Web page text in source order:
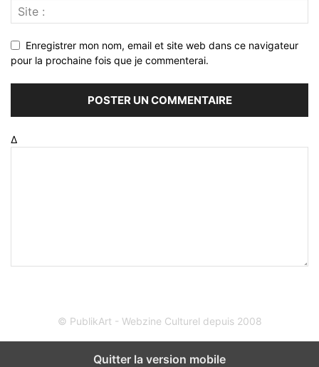
Enregistrer mon nom, email et site web dans ce navigateur
pour la prochaine fois que je commenterai.
Δ
© PublikArt - Webzine Culturel depuis 2008
Quitter la version mobile